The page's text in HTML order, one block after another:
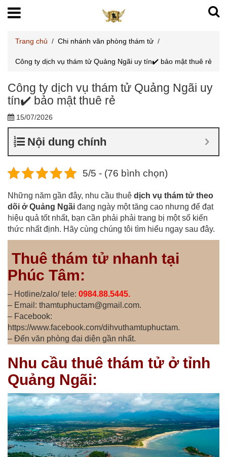
Trang chủ / Chi nhánh văn phòng thám tử /
Công ty dịch vụ thám tử Quảng Ngãi uy tín✔️ bảo mật thuê rẻ
Công ty dịch vụ thám tử Quảng Ngãi uy
tín✔️ bảo mật thuê rẻ
15/07/2026
Nội dung chính
5/5 - (76 bình chọn)
Những năm gần đây, nhu cầu thuê dịch vụ thám tử theo
dõi ở Quảng Ngãi đang ngày một tăng cao nhưng để đạt
hiệu quả tốt nhất, bạn cần phải phải trang bị một số kiến
thức nhất định. Hãy cùng chúng tôi tìm hiểu ngay sau đây.
Thuê thám tử nhanh tại
Phúc Tâm:
– Hotline/zalo/ tele: 0984.88.5445.
– Email: thamtuphuctam@gmail.com.
– Facebook:
https://www.facebook.com/dihvuthamtuphuctam.
– Đến văn phòng đại diện gần nhất.
Nhu cầu thuê thám tử ở tỉnh
Quảng Ngãi: